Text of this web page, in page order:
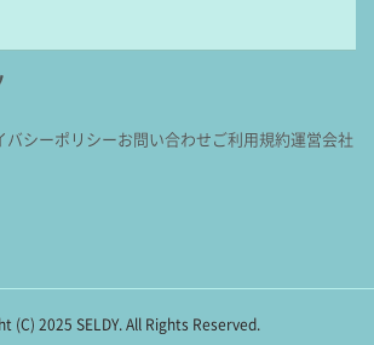
バシーポリシーお問い合わせご利用規約運営会社
(C) 2025 SELDY. All Rights Reserved.